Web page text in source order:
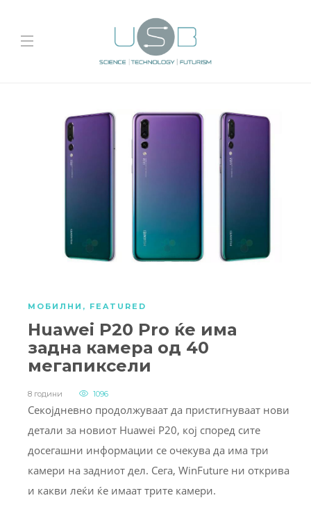
МОБИЛНИ , FEATURED
Huawei P20 Pro ќе има
задна камера од 40
мегапиксели
8 години 1096
Секојдневно продолжуваат да пристигнуваат нови
детали за новиот Huawei P20, кој според сите
досегашни информации се очекува да има три
камери на задниот дел. Сега, WinFuture ни открива
и какви леќи ќе имаат трите камери.